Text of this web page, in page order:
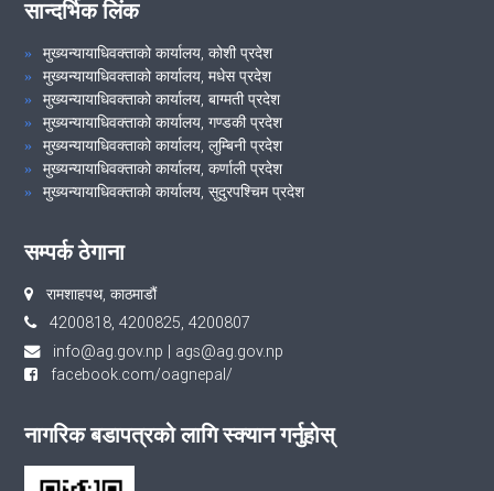
सान्दर्भिक लिंक
मुख्यन्यायाधिवक्ताको कार्यालय, कोशी प्रदेश
मुख्यन्यायाधिवक्ताको कार्यालय, मधेस प्रदेश
मुख्यन्यायाधिवक्ताको कार्यालय, बाग्मती प्रदेश
मुख्यन्यायाधिवक्ताको कार्यालय, गण्डकी प्रदेश
मुख्यन्यायाधिवक्ताको कार्यालय, लुम्बिनी प्रदेश
मुख्यन्यायाधिवक्ताको कार्यालय, कर्णाली प्रदेश
मुख्यन्यायाधिवक्ताको कार्यालय, सुदुरपश्चिम प्रदेश
सम्पर्क ठेगाना
रामशाहपथ, काठमाडौं
4200818, 4200825, 4200807
info@ag.gov.np
ags@ag.gov.np
facebook.com/oagnepal/
नागरिक बडापत्रको लागि स्क्यान गर्नुहोस्